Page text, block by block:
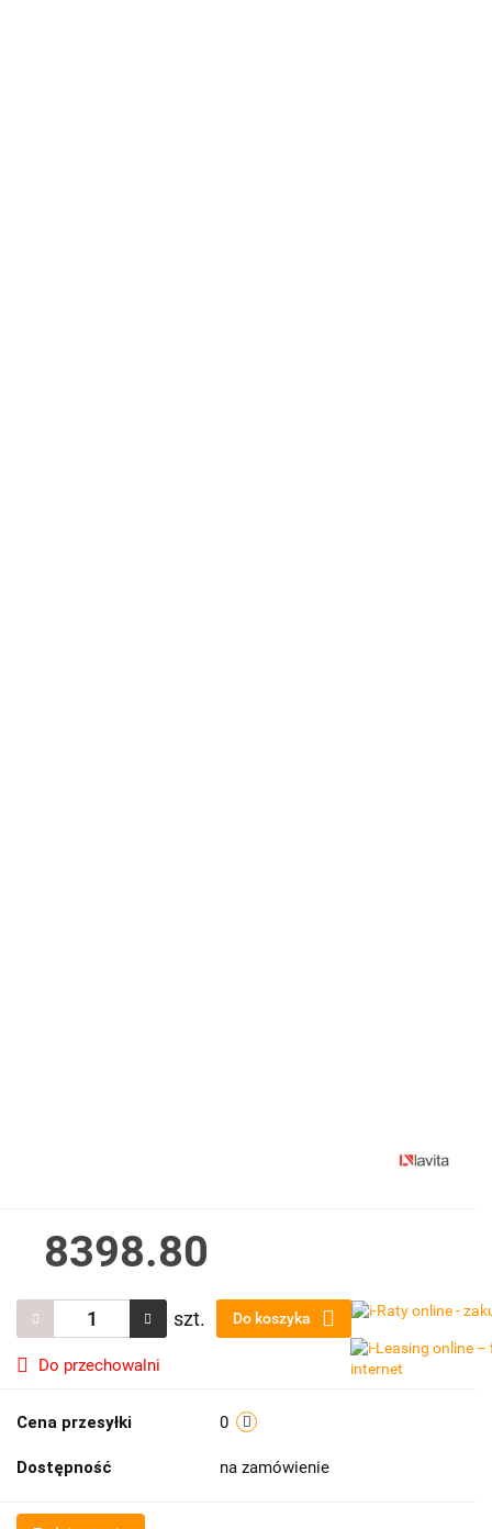
8398.80
szt. Do koszyka
Do przechowalni
Cena przesyłki 0
Dostępność na zamówienie